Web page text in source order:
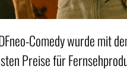
Comedy wurde mit
Preise für